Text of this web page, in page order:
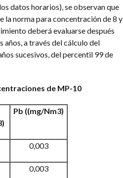
datos horarios), se observan que
la norma para concentración de 8 y
deberá evaluarse después
a través del cálculo del
sucesivos, del percentil 99 de
de MP-10
Pb ((mg/Nm3)
0,003
0,003